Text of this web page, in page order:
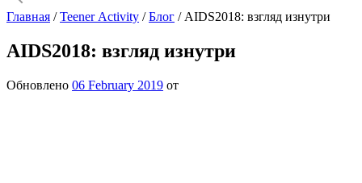
Главная /Teener Activity /Блог / AIDS2018: взгляд изнутри
AIDS2018: взгляд изнутри
Обновлено 06 February 2019 от